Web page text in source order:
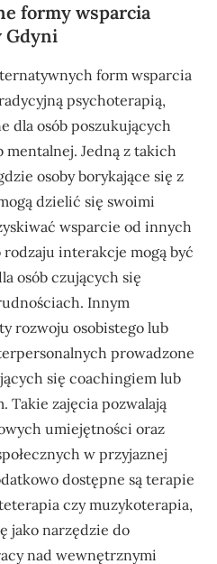
formy wsparcia
Gdyni
form wsparcia
psychoterapią,
dla osób poszukujących
Jedną z takich
osoby borykające się z
dzielić się swoimi
wsparcie od innych
interakcje mogą być
osób czujących się
Innym
rozwoju osobistego lub
prowadzone
się coachingiem lub
Takie zajęcia pozwalają
umiejętności oraz
w przyjaznej
dostępne są terapie
czy muzykoterapia,
jako narzędzie do
nad wewnętrznymi